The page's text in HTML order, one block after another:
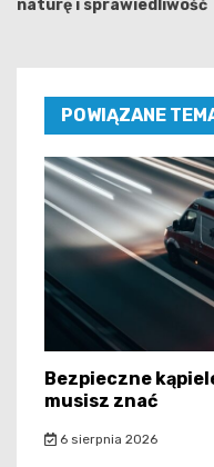
naturę i sprawiedliwość
POWIĄZANE
Bezpieczne
musisz znać
6 sierpnia 2026